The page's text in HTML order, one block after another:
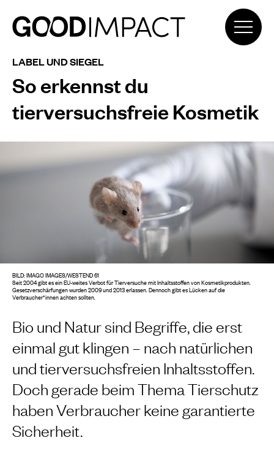
LABEL UND SIEGEL
So erkennst du
tierversuchsfreie Kosmetik
Bio und Natur sind Begriffe, die erst
einmal gut klingen – nach natürlichen
und tierversuchsfreien Inhaltsstoffen.
Doch gerade beim Thema Tierschutz
haben Verbraucher keine garantierte
Sicherheit.
BILD: IMAGO IMAGES/WESTEND 61
Seit 2004 gibt es ein EU-weites Verbot für Tierversuche mit Inhaltsstoffen von Kosmetikprodukten.
Gesetzverschärfungen wurden 2009 und 2013 erlassen. Dennoch gibt es Lücken auf die
Verbraucher*innen achten sollten.